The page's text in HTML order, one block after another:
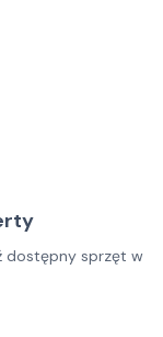
dostępny sprzęt w